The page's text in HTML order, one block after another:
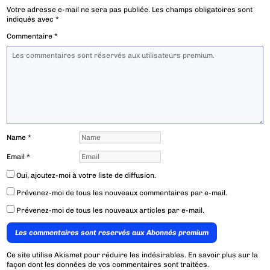
Votre adresse e-mail ne sera pas publiée. Les champs obligatoires sont
indiqués avec*
Commentaire*
Name*
Email*
Oui, ajoutez-moi à votre liste de diffusion.
Prévenez-moi de tous les nouveaux commentaires par e-mail.
Prévenez-moi de tous les nouveaux articles par e-mail.
Les commentaires sont reservés aux Abonnés premium
Ce site utilise Akismet pour réduire les indésirables. En savoir plus sur la
façon dont les données de vos commentaires sont traitées.